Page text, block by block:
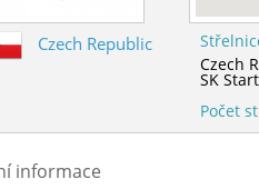
Czech Republic
Czech
SK
Počet
informace